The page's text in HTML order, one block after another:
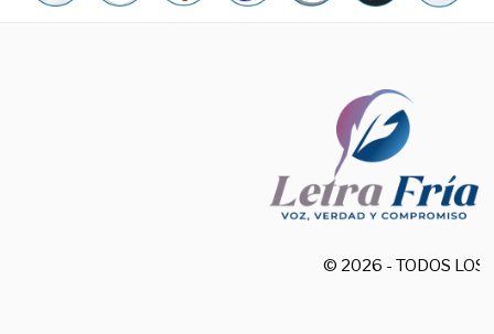
© 2026 - TODOS LOS